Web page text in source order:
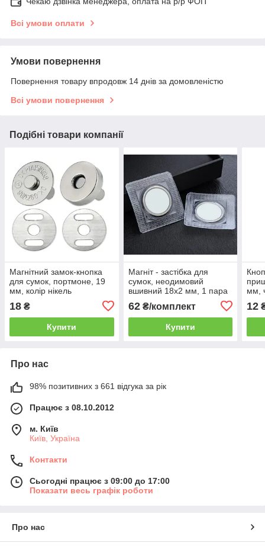
Всі умови оплати
Умови повернення
Повернення товару впродовж 14 днів за домовленістю
Всі умови повернення
Подібні товари компанії
Магнітний замок-кнопка
для сумок, портмоне, 19
мм, колір нікель
18 ₴
Купити
Магніт - застібка для
сумок, неодимовий
вшивний 18х2 мм, 1 пара
62₴/комплект
Купити
мм,
12
Про нас
98% позитивних з 661 відгука за рік
Працює з 08.10.2012
м. Київ
Київ, Україна
Контакти
Сьогодні працює з 09:00 до 17:00
Показати весь графік роботи
Про нас